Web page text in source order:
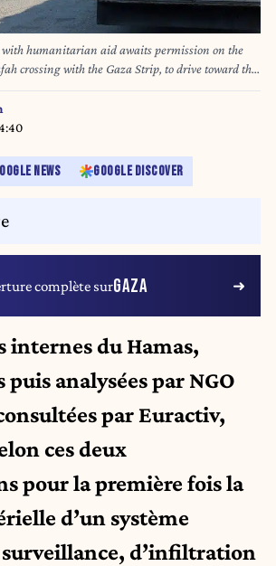
with humanitarian aid awaits permission on the
crossing with the Gaza Strip, to drive toward the
on July 27, 2025. Israel said on December 3,
crossing from Gaza to Egypt to allow
territory "in the coming days", COGAT, the
The Israeli army took control of the
in May 2024, claiming that it was being
NEWS GOOGLE DISCOVER
complète surGAZA
internes du Hamas,
puis analysées par NGO
par Euractiv,
ces deux
pour la première fois la
d’un système
surveillance, d’infiltration